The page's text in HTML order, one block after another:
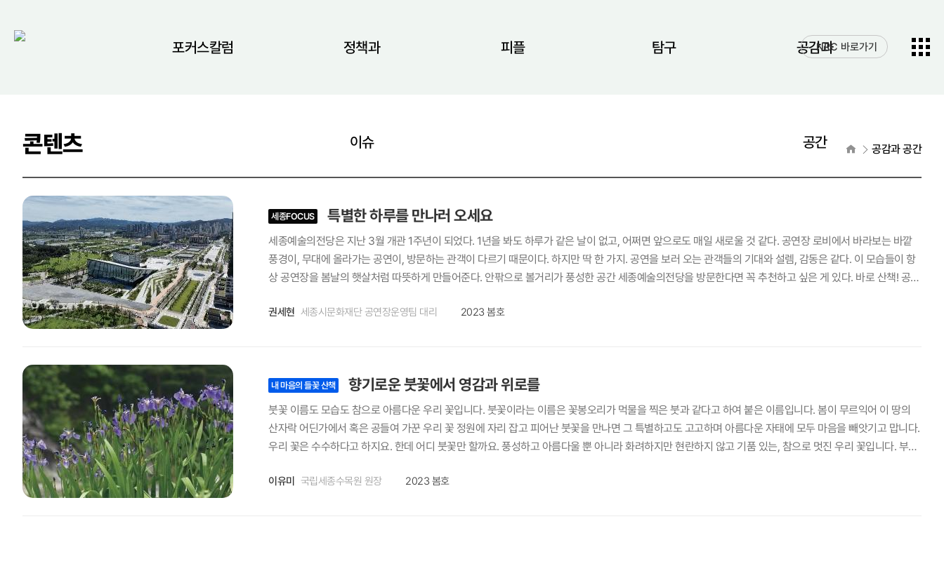
포커스칼럼 정책과
이슈
피플 탐구 공감과
공간
NRC 바로가기
전체메
열기
콘텐츠 홈으로공감과 공간
세종FOCUS 특별한 하루를 만나러 오세요
세종예술의전당은 지난 3월 개관 1주년이 되었다. 1년을 봐도 하루가 같은 날이 없고, 어쩌면 앞으로도 매일 새로울 것 같다. 공연장 로비에서 바라보는 바깥
풍경이, 무대에 올라가는 공연이, 방문하는 관객이 다르기 때문이다. 하지만 딱 한 가지. 공연을 보러 오는 관객들의 기대와 설렘, 감동은 같다. 이 모습들이 항
상 공연장을 봄날의 햇살처럼 따뜻하게 만들어준다. 안팎으로 볼거리가 풍성한 공간 세종예술의전당을 방문한다면 꼭 추천하고 싶은 게 있다. 바로 산책! 공연
이 따뜻해지면 물에 비친 풍경을 찍는 반영 샷이 일품인 거울 분수를 만날 수 있다. 물이 차오른분수에 밤이 되면 나타나는 야경, 그 풍경은 꼭 추억으로 남기고
예술의전당에서는 ‘영혼과 대화하는 자들의 모임’(고스트쉽), ‘무의식의 세계로 빠져드는 방’(코마)을 테마로 진행한다. 이번 공연으로 초현실적인 이야기의 주
인공이 돼보는 건 어떨까? 일상을 특별하게 만들고 싶은 날, 세종예술의전당에서 준비한 공연을 만나보길 소망한다.
권세현 세종시문화재단 공연장운영팀 대리 2023 봄호
내 마음의 들꽃 산책 향기로운 붓꽃에서 영감과 위로를
붓꽃 이름도 모습도 참으로 아름다운 우리 꽃입니다. 붓꽃이라는 이름은 꽃봉오리가 먹물을 찍은 붓과 같다고 하여 붙은 이름입니다. 봄이 무르익어 이 땅의
산자락 어딘가에서 혹은 공들여 가꾼 우리 꽃 정원에 자리 잡고 피어난 붓꽃을 만나면 그 특별하고도 고고하며 아름다운 자태에 모두 마음을 빼앗기고 맙니다.
우리 꽃은 수수하다고 하지요. 한데 어디 붓꽃만 할까요. 풍성하고 아름다울 뿐 아니라 화려하지만 현란하지 않고 기품 있는, 참으로 멋진 우리 꽃입니다. 부채
내 달라고 부탁하였고, 헤라는 무지개 목걸이를 선물로 주었습니다. 이후 아이리스가 무지개다리를 통해 왕래할 때, 물방울이 떨어진 자리에서 피어난 꽃이 바
이유미 국립세종수목원 원장 2023 봄호